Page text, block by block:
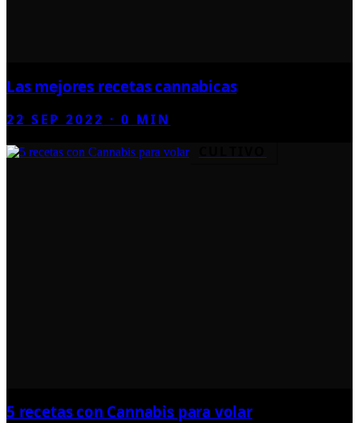
Las mejores recetas cannabicas
22 SEP 2022 ·0 MIN
5 recetas con Cannabis para volar